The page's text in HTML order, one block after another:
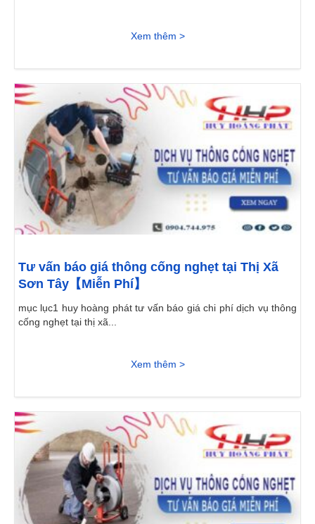
Xem thêm >
Tư vấn báo giá thông cống nghẹt tại Thị Xã
Sơn Tây【Miễn Phí】
mục lục1 huy hoàng phát tư vấn báo giá chi phí dịch vụ thông
cống nghẹt tại thị xã...
Xem thêm >